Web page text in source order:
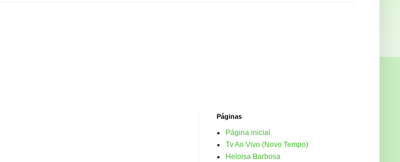
Páginas
Página inicial
Tv Ao Vivo (Novo Tempo)
Heloisa Barbosa